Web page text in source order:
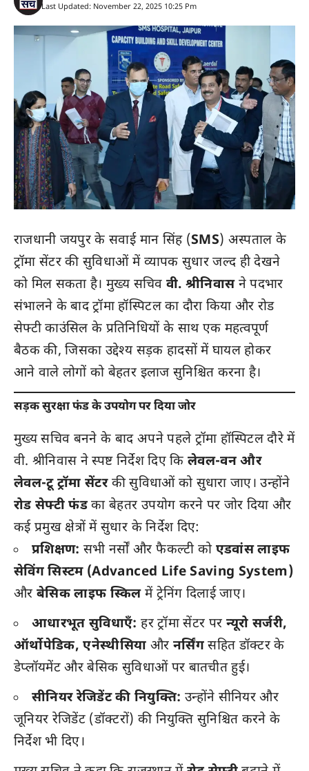
Last Updated: November 22, 2025 10:25 Pm
राजधानी जयपुर के सवाई मान सिंह (SMS) अस्पताल के
ट्रॉमा सेंटर की सुविधाओं में व्यापक सुधार जल्द ही देखने
को मिल सकता है। मुख्य सचिव वी. श्रीनिवासने पदभार
संभालने के बाद ट्रॉमा हॉस्पिटल का दौरा किया और रोड
सेफ्टी काउंसिल के प्रतिनिधियों के साथ एक महत्वपूर्ण
बैठक की, जिसका उद्देश्य सड़क हादसों में घायल होकर
आने वाले लोगों को बेहतर इलाज सुनिश्चित करना है।
सड़क सुरक्षा फंड के उपयोग पर दिया जोर
मुख्य सचिव बनने के बाद अपने पहले ट्रॉमा हॉस्पिटल दौरे में
वी. श्रीनिवास ने स्पष्ट निर्देश दिए कि लेवल-वन और
लेवल-टू ट्रॉमा सेंटरकी सुविधाओं को सुधारा जाए। उन्होंने
रोड सेफ्टी फंड का बेहतर उपयोग करने पर जोर दिया और
कई प्रमुख क्षेत्रों में सुधार के निर्देश दिए:
प्रशिक्षण: सभी नर्सों और फैकल्टी को एडवांस लाइफ
सेविंग सिस्टम (Advanced Life Saving System)
औरबेसिक लाइफ स्किलमें ट्रेनिंग दिलाई जाए।
आधारभूत सुविधाएँ: हर ट्रॉमा सेंटर पर न्यूरो सर्जरी,
ऑर्थोपेडिक, एनेस्थीसिया और नर्सिंगसहित डॉक्टर के
डेप्लॉयमेंट और बेसिक सुविधाओं पर बातचीत हुई।
सीनियर रेजिडेंट की नियुक्ति: उन्होंने सीनियर और
जूनियर रेजिडेंट (डॉक्टरों) की नियुक्ति सुनिश्चित करने के
निर्देश भी दिए।